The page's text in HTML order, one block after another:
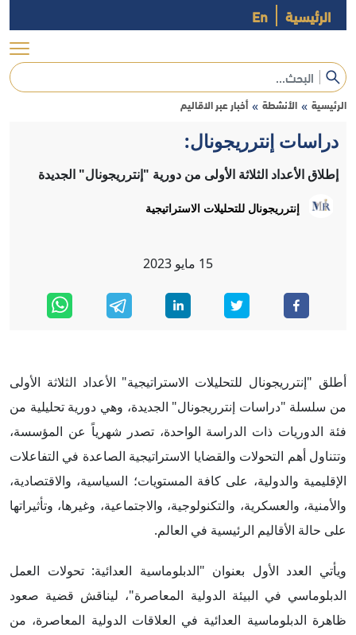
الرئيسية En
الرئيسية » الأنشطة » أخبار عبر الاقاليم
دراسات إنترريجونال:
إطلاق الأعداد الثلاثة الأولى من دورية "إنترريجونال" الجديدة
إنترريجونال للتحليلات الاستراتيجية
15 مايو 2023
أطلق "إنترريجونال للتحليلات الاستراتيجية" الأعداد الثلاثة الأولى
من سلسلة "دراسات إنترريجونال" الجديدة، وهي دورية تحليلية من
فئة الدوريات ذات الدراسة الواحدة، تصدر شهرياً عن المؤسسة،
وتتناول أهم التحولات والقضايا الاستراتيجية الصاعدة في التفاعلات
الإقليمية والدولية، على كافة المستويات؛ السياسية، والاقتصادية،
والأمنية، والعسكرية، والتكنولوجية، والاجتماعية، وغيرها، وتأثيراتها
على حالة الأقاليم الرئيسية في العالم.
ويأتي العدد الأول بعنوان "الدبلوماسية العدائية: تحولات العمل
الدبلوماسي في البيئة الدولية المعاصرة"، ليناقش قضية صعود
ظاهرة الدبلوماسية العدائية في العلاقات الدولية المعاصرة، من